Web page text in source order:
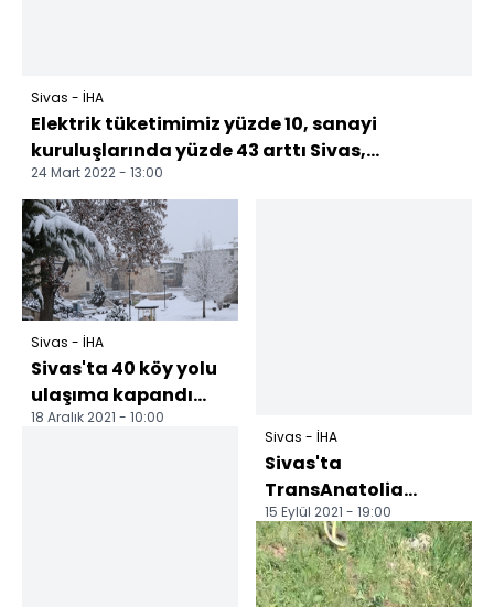
Sivas - İHA
Elektrik tüketimimiz yüzde 10, sanayi
kuruluşlarında yüzde 43 arttı Sivas,...
24 Mart 2022 - 13:00
Sivas - İHA
Sivas'ta 40 köy yolu
ulaşıma kapandı
Sivas'ta şehir
18 Aralık 2021 - 10:00
Sivas - İHA
Sivas'ta
TransAnatolia
heyecanı!
15 Eylül 2021 - 19:00